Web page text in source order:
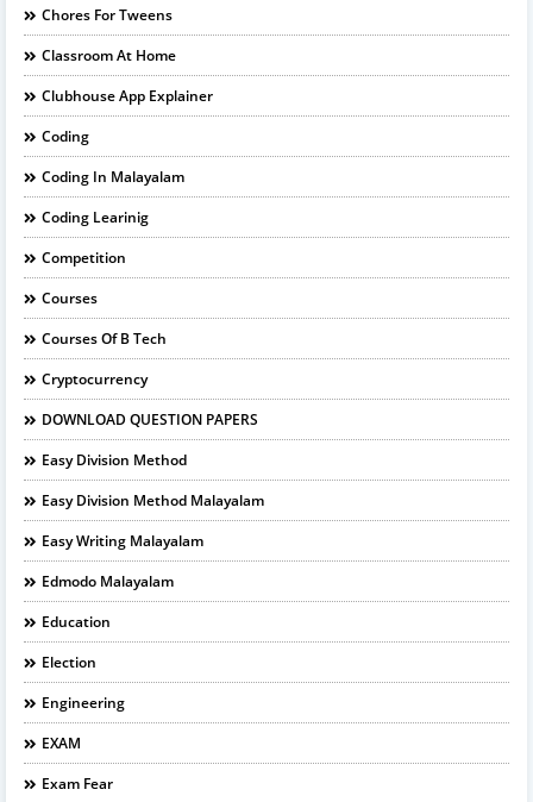
Chores For Tweens
Classroom At Home
Clubhouse App Explainer
Coding
Coding In Malayalam
Coding Learinig
Competition
Courses
Courses Of B Tech
Cryptocurrency
DOWNLOAD QUESTION PAPERS
Easy Division Method
Easy Division Method Malayalam
Easy Writing Malayalam
Edmodo Malayalam
Education
Election
Engineering
EXAM
Exam Fear